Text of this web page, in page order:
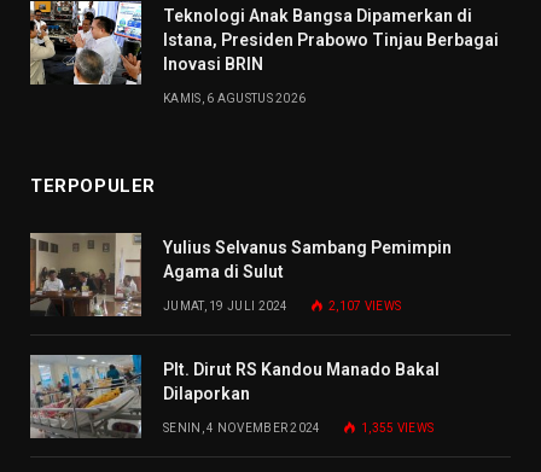
Teknologi Anak Bangsa Dipamerkan di
Istana, Presiden Prabowo Tinjau Berbagai
Inovasi BRIN
KAMIS, 6 AGUSTUS 2026
TERPOPULER
Yulius Selvanus Sambang Pemimpin
Agama di Sulut
JUMAT, 19 JULI 2024 2,107 VIEWS
Plt. Dirut RS Kandou Manado Bakal
Dilaporkan
SENIN, 4 NOVEMBER 2024 1,355 VIEWS